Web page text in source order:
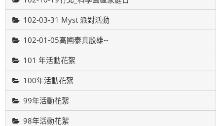
102-03-31 Myst 派對活動
102-01-05高國泰真殷雄--
101 年活動花絮
100年活動花絮
99年活動花絮
98年活動花絮